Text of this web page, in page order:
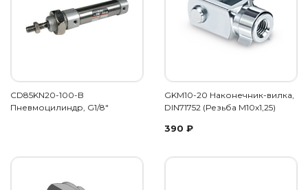
CD85KN20-100-B
Пневмоцилиндр, G1/8"
GKM10-20 Наконечник-вилка,
DIN71752 (Резьба М10х1,25)
390 ₽